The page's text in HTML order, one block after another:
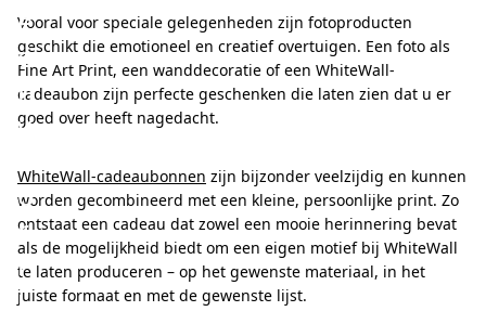
e
ë
n
v
o
o
r
l
i
Vooral voor speciale gelegenheden zijn fotoproducten
geschikt die emotioneel en creatief overtuigen. Een foto als
Fine Art Print, een wanddecoratie of een WhiteWall-
cadeaubon zijn perfecte geschenken die laten zien dat u er
goed over heeft nagedacht.
WhiteWall-cadeaubonnen zijn bijzonder veelzijdig en kunnen
worden gecombineerd met een kleine, persoonlijke print. Zo
ontstaat een cadeau dat zowel een mooie herinnering bevat
als de mogelijkheid biedt om een eigen motief bij WhiteWall
te laten produceren – op het gewenste materiaal, in het
juiste formaat en met de gewenste lijst.